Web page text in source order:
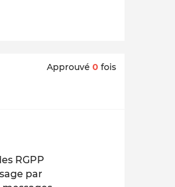
Approuvé 0 fois
RGPP
par